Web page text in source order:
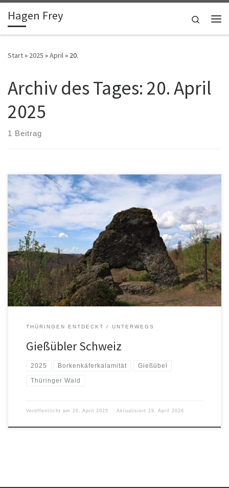
Zum Inhalt springen
Hagen Frey
Search
Start» 2025 »April» 20.
Archiv des Tages: 20. April
2025
1 Beitrag
THÜRINGEN ENTDECKT UNTERWEGS
Gießübler Schweiz
2025 Borkenkäferkalamität Gießübel
Thüringer Wald
Veröffentlicht am 20. April 2025 Aktualisiert 19. April 2026